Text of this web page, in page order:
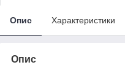
Опис Характеристики
Опис